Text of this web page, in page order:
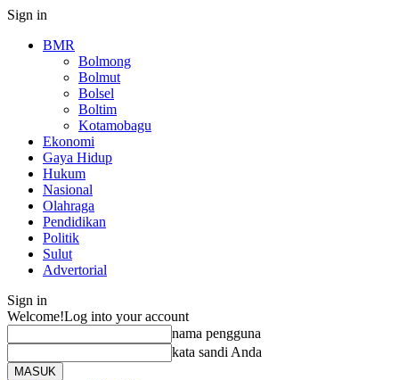
Sign in
BMR
Bolmong
Bolmut
Bolsel
Boltim
Kotamobagu
Ekonomi
Gaya Hidup
Hukum
Nasional
Olahraga
Pendidikan
Politik
Sulut
Advertorial
Sign in
Welcome!Log into your account
nama pengguna
kata sandi Anda